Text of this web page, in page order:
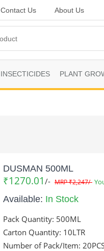
Contact Us About Us
INSECTICIDES PLANT
DUSMAN 500ML
₹1270.01 /- MRP ₹2,247/-
Available: In Stock
Pack Quantity: 500ML
Carton Quantity: 10LTR
Number of Pack/Item: